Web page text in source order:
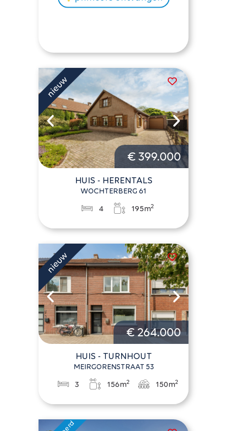
€ 399.000
HUIS - HERENTALS
WOCHTERBERG 61
4 195m2
€ 264.000
HUIS - TURNHOUT
MEIRGORENSTRAAT 53
3 156m2 150m2